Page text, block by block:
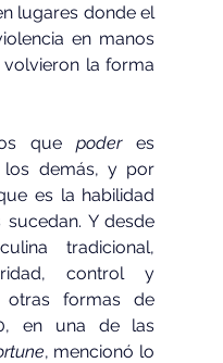
lugares donde el
en manos
la forma
que poder es
demás, y por
es la habilidad
Y desde
control y
otras formas de
en una de las
, mencionó lo